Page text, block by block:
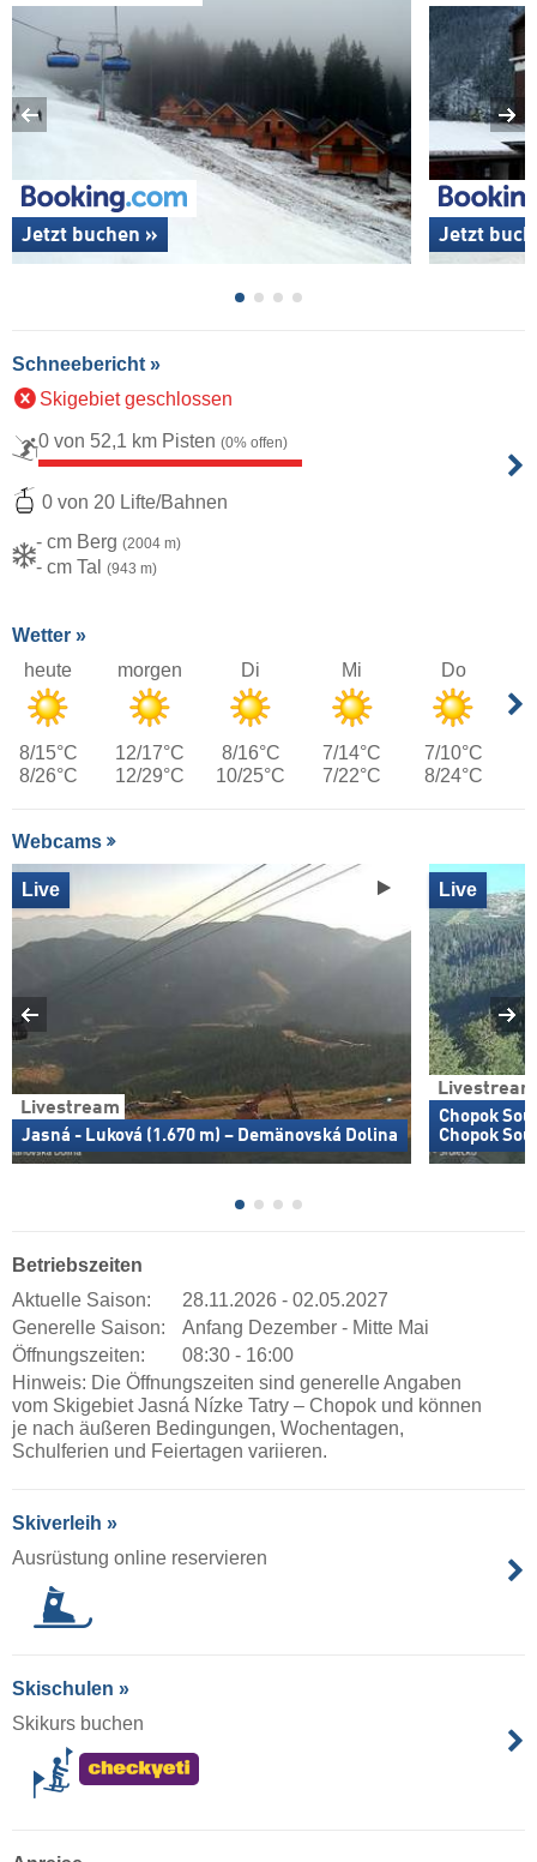
Jetzt buchen » Jetzt
Schneebericht »
Skigebiet geschlossen
0 von 52,1 km Pisten (0% offen)
0 von 20 Lifte/Bahnen
- cm Berg (2004 m)
- cm Tal (943 m)
Wetter »
heute
8/15°C
8/26°C
morgen
12/17°C
12/29°C
Di
8/16°C
10/25°C
Mi
7/14°C
7/22°C
Do
7/10°C
8/24°C
Webcams
Livestream
Jasná - Luková (1.670 m) – Demänovská Dolina
Live
Livestream
Chopok
Chopok
Live
Betriebszeiten
Aktuelle Saison:
28.11.2026 - 02.05.2027
Generelle Saison:
Anfang Dezember - Mitte Mai
Öffnungszeiten:
08:30 - 16:00
Hinweis: Die Öffnungszeiten sind generelle Angaben
vom Skigebiet Jasná Nízke Tatry – Chopok und können
je nach äußeren Bedingungen, Wochentagen,
Schulferien und Feiertagen variieren.
Skiverleih »
Ausrüstung online reservieren
Skischulen »
Skikurs buchen